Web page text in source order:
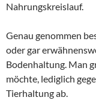
Nahrungskreislauf.
Genau genommen
oder gar
Bodenhaltung. Man
möchte, lediglich
Tierhaltung ab.